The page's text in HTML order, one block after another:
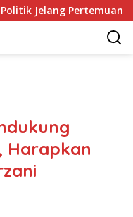
Pertemuan Trump
Harapkan